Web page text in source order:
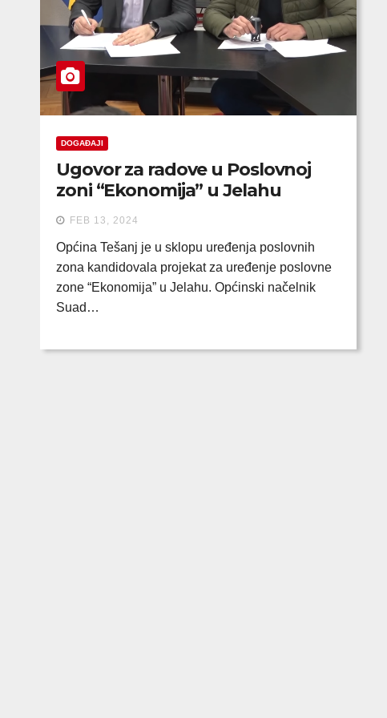
DOGAĐAJI
Ugovor za radove u Poslovnoj
zoni “Ekonomija” u Jelahu
FEB 13, 2024
Općina Tešanj je u sklopu uređenja poslovnih
zona kandidovala projekat za uređenje poslovne
zone “Ekonomija” u Jelahu. Općinski načelnik
Suad…